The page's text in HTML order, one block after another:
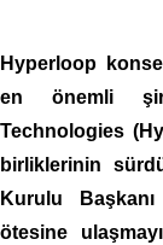
Hyperloop
en önemli
Technologies
birliklerinin
Kurulu
ötesine